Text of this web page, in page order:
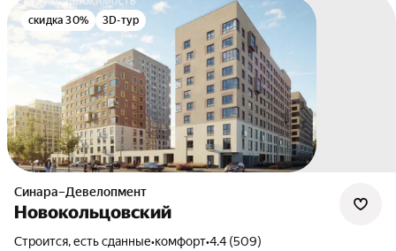
скидка 30% 3D-тур
Синара–Девелопмент
Новокольцовский
Строится, есть сданные•комфорт•4.4 (509)